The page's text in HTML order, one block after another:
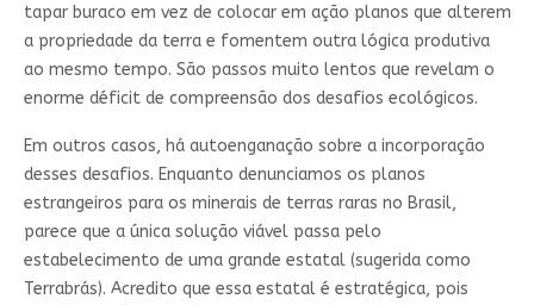
tapar buraco em vez de colocar em ação planos que alterem
a propriedade da terra e fomentem outra lógica produtiva
ao mesmo tempo. São passos muito lentos que revelam o
enorme déficit de compreensão dos desafios ecológicos.
Em outros casos, há autoenganação sobre a incorporação
desses desafios. Enquanto denunciamos os planos
estrangeiros para os minerais de terras raras no Brasil,
parece que a única solução viável passa pelo
estabelecimento de uma grande estatal (sugerida como
Terrabrás). Acredito que essa estatal é estratégica, pois